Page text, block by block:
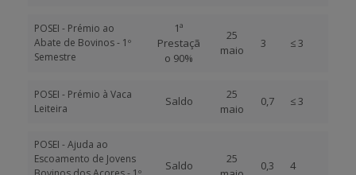
POSEI - Prémio ao
Abate de Bovinos - 1º
Semestre
1ª
Prestaçã
o 90%
25
maio
3 ≤ 3
POSEI - Prémio à Vaca
Leiteira
Saldo
25
maio
0,7 ≤ 3
POSEI - Ajuda ao
Escoamento de Jovens
Saldo
25
0,3 4